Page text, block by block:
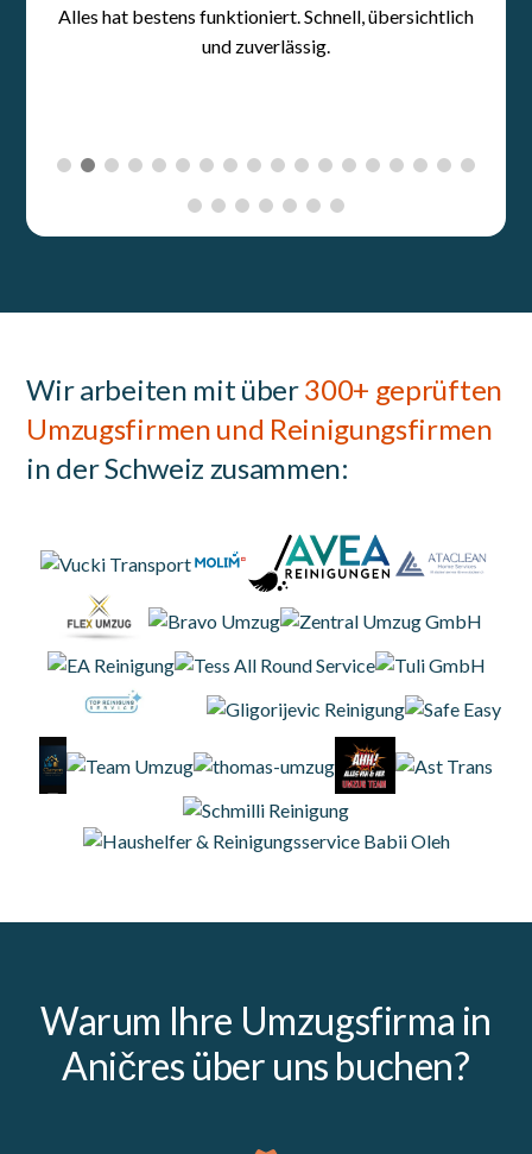
Wir arbeiten mit über300+ geprüften
Umzugsfirmen und Reinigungsfirmen
in der Schweiz zusammen:
Warum Ihre Umzugsfirma in
Aničres über uns buchen?